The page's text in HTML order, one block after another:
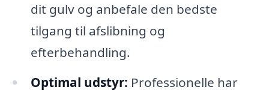
dit gulv og anbefale den bedste
tilgang til afslibning og
efterbehandling.
Optimal udstyr: Professionelle har